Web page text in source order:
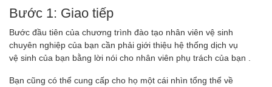
Bước 1: Giao tiếp
Bước đầu tiên của chương trình đào tạo nhân viên vệ sinh
chuyên nghiệp của bạn cần phải giới thiệu hệ thống dịch vụ
vệ sinh của bạn bằng lời nói cho nhân viên phụ trách của bạn .
Bạn cũng có thể cung cấp cho họ một cái nhìn tổng thể về